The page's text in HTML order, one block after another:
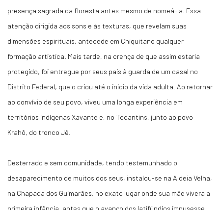
presença sagrada da floresta antes mesmo de nomeá-la. Essa
atenção dirigida aos sons e às texturas, que revelam suas
dimensões espirituais, antecede em Chiquitano qualquer
formação artística. Mais tarde, na crença de que assim estaria
protegido, foi entregue por seus pais à guarda de um casal no
Distrito Federal, que o criou até o início da vida adulta. Ao retornar
ao convívio de seu povo, viveu uma longa experiência em
territórios indígenas Xavante e, no Tocantins, junto ao povo
Krahô, do tronco Jê.
Desterrado e sem comunidade, tendo testemunhado o
desaparecimento de muitos dos seus, instalou-se na Aldeia Velha,
na Chapada dos Guimarães, no exato lugar onde sua mãe vivera a
primeira infância, antes que o avanço dos latifúndios impusesse